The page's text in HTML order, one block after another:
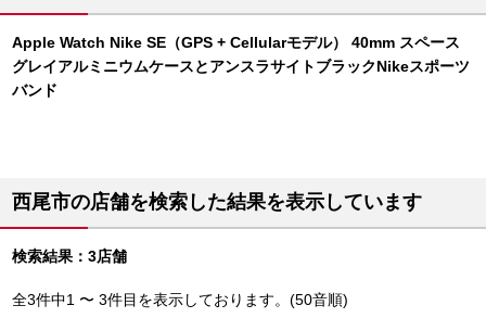
Apple Watch Nike SE（GPS + Cellularモデル） 40mm スペース
グレイアルミニウムケースとアンスラサイトブラックNikeスポーツ
バンド
西尾市の店舗を検索した結果を表示しています
検索結果：3店舗
全3件中1 〜 3件目を表示しております。(50音順)